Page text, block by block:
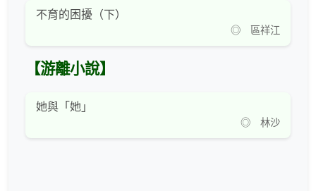
不育的困擾（下）
◎ 區祥江
【游離小說】
她與「她」
◎ 林沙